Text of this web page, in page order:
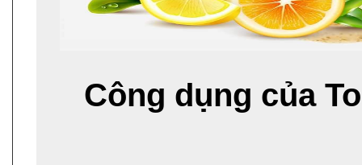
Công dụng của